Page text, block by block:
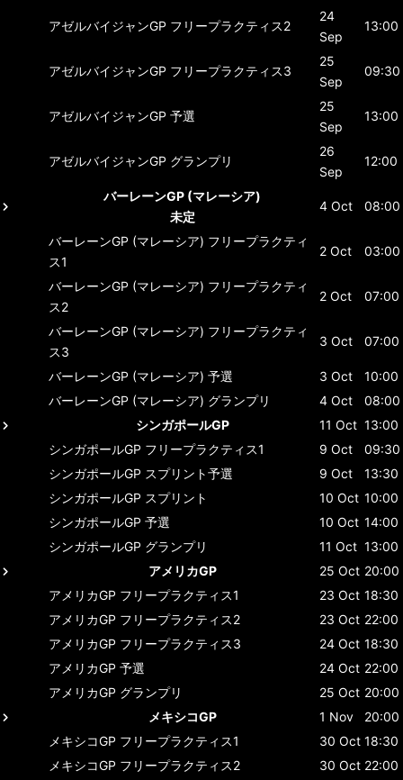
アゼルバイジャンGP フリープラクティス2
24
Sep
13:00
アゼルバイジャンGP フリープラクティス3
25
Sep
09:30
アゼルバイジャンGP 予選
25
Sep
13:00
アゼルバイジャンGP グランプリ
26
Sep
12:00
バーレーンGP (マレーシア)
未定
4 Oct 08:00
バーレーンGP (マレーシア) フリープラクティ
ス1
2 Oct 03:00
バーレーンGP (マレーシア) フリープラクティ
ス2
2 Oct 07:00
バーレーンGP (マレーシア) フリープラクティ
ス3
3 Oct 07:00
バーレーンGP (マレーシア) 予選 3 Oct
10:00
バーレーンGP (マレーシア) グランプリ 4 Oct
08:00
シンガポールGP
11 Oct 13:00
シンガポールGP フリープラクティス1 9 Oct
09:30
シンガポールGP スプリント予選 9 Oct
13:30
シンガポールGP スプリント 10 Oct 10:00
シンガポールGP 予選 10 Oct 14:00
シンガポールGP グランプリ 11 Oct 13:00
アメリカGP
25 Oct 20:00
アメリカGP フリープラクティス1 23 Oct 18:30
アメリカGP フリープラクティス2 23 Oct 22:00
アメリカGP フリープラクティス3 24 Oct 18:30
アメリカGP 予選 24 Oct 22:00
アメリカGP グランプリ 25 Oct 20:00
メキシコGP
1 Nov
20:00
メキシコGP フリープラクティス1 30 Oct 18:30
メキシコGP フリープラクティス2 30 Oct 22:00